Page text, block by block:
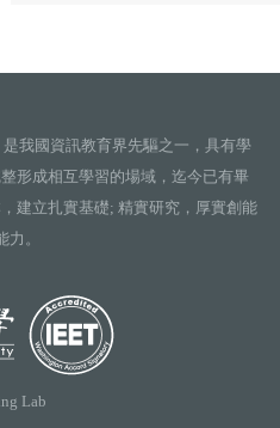
我國資訊教育界先驅之一，具有學
形成相互學習的場域，迄今已有畢
建立扎實基礎; 精實研究，厚實創能
。
Lab